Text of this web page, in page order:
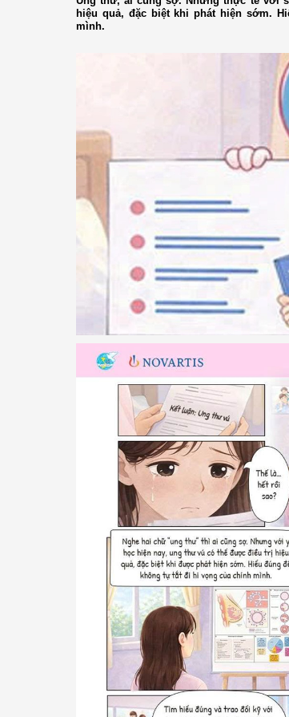
hiệu quả, đặc biệt khi phát hiện sớm.
mình.